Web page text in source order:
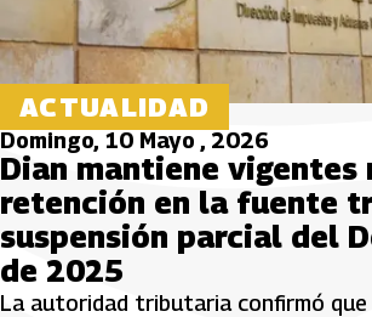
ACTUALIDAD
Domingo, 10 Mayo , 2026
Dian mantiene vigentes
retención en la fuente
suspensión parcial del
de 2025
La autoridad tributaria confirmó